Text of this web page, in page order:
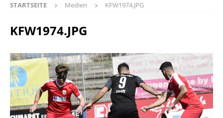
STARTSEITE Medien KFW1974.JPG
KFW1974.JPG